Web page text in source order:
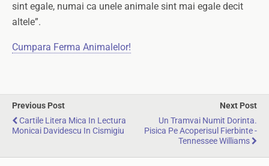
sint egale, numai ca unele animale sint mai egale decit
altele”.
Cumpara Ferma Animalelor!
Previous Post
Cartile Litera Mica In Lectura
Monicai Davidescu In Cismigiu
Next Post
Un Tramvai Numit Dorinta.
Pisica Pe Acoperisul Fierbinte -
Tennessee Williams